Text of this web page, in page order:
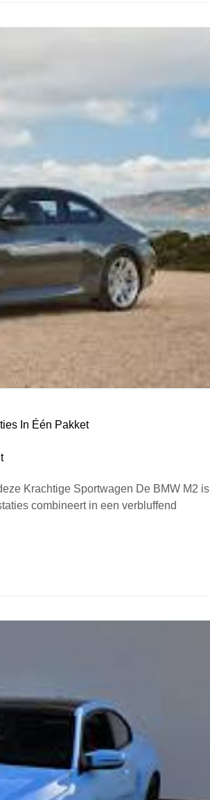
In Één Pakket
Krachtige Sportwagen De BMW M2 is
combineert in een verbluffend